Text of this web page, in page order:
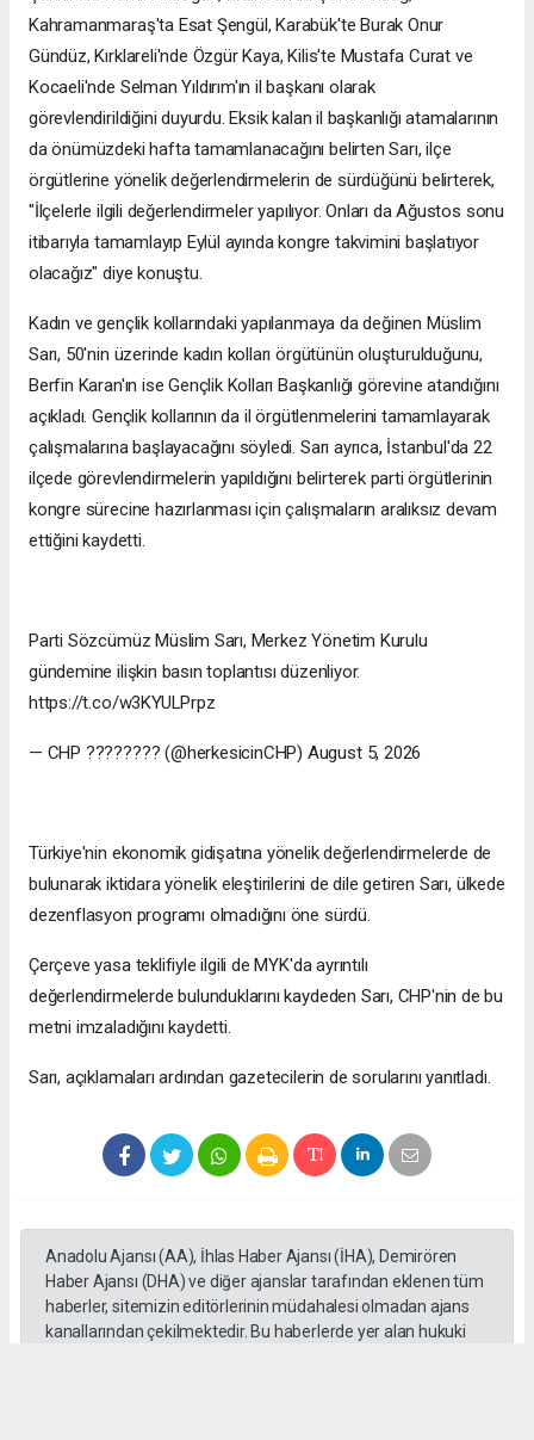
Kahramanmaraş'ta Esat Şengül, Karabük'te Burak Onur
Gündüz, Kırklareli'nde Özgür Kaya, Kilis'te Mustafa Curat ve
Kocaeli'nde Selman Yıldırım'ın il başkanı olarak
görevlendirildiğini duyurdu. Eksik kalan il başkanlığı atamalarının
da önümüzdeki hafta tamamlanacağını belirten Sarı, ilçe
örgütlerine yönelik değerlendirmelerin de sürdüğünü belirterek,
"İlçelerle ilgili değerlendirmeler yapılıyor. Onları da Ağustos sonu
itibarıyla tamamlayıp Eylül ayında kongre takvimini başlatıyor
olacağız" diye konuştu.
Kadın ve gençlik kollarındaki yapılanmaya da değinen Müslim
Sarı, 50'nin üzerinde kadın kolları örgütünün oluşturulduğunu,
Berfin Karan'ın ise Gençlik Kolları Başkanlığı görevine atandığını
açıkladı. Gençlik kollarının da il örgütlenmelerini tamamlayarak
çalışmalarına başlayacağını söyledi. Sarı ayrıca, İstanbul'da 22
ilçede görevlendirmelerin yapıldığını belirterek parti örgütlerinin
kongre sürecine hazırlanması için çalışmaların aralıksız devam
ettiğini kaydetti.
Parti Sözcümüz Müslim Sarı, Merkez Yönetim Kurulu
gündemine ilişkin basın toplantısı düzenliyor.
https://t.co/w3KYULPrpz
— CHP ???????? (@herkesicinCHP) August 5, 2026
Türkiye'nin ekonomik gidişatına yönelik değerlendirmelerde de
bulunarak iktidara yönelik eleştirilerini de dile getiren Sarı, ülkede
dezenflasyon programı olmadığını öne sürdü.
Çerçeve yasa teklifiyle ilgili de MYK'da ayrıntılı
değerlendirmelerde bulunduklarını kaydeden Sarı, CHP'nin de bu
metni imzaladığını kaydetti.
Sarı, açıklamaları ardından gazetecilerin de sorularını yanıtladı.
Anadolu Ajansı (AA), İhlas Haber Ajansı (İHA), Demirören
Haber Ajansı (DHA) ve diğer ajanslar tarafından eklenen tüm
haberler, sitemizin editörlerinin müdahalesi olmadan ajans
kanallarından çekilmektedir. Bu haberlerde yer alan hukuki